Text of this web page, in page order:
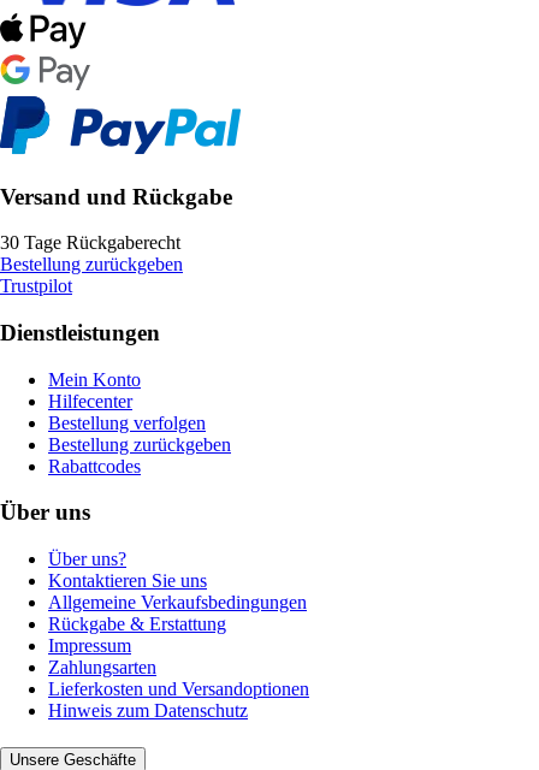
Versand und Rückgabe
30 Tage Rückgaberecht
Bestellung zurückgeben
Trustpilot
Dienstleistungen
Mein Konto
Hilfecenter
Bestellung verfolgen
Bestellung zurückgeben
Rabattcodes
Über uns
Über uns?
Kontaktieren Sie uns
Allgemeine Verkaufsbedingungen
Rückgabe & Erstattung
Impressum
Zahlungsarten
Lieferkosten und Versandoptionen
Hinweis zum Datenschutz
Unsere Geschäfte